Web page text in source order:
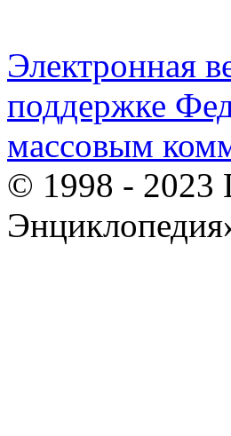
Электронная
поддержке
массовым
© 1998 - 2023